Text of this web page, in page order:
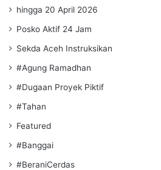
hingga 20 April 2026
Posko Aktif 24 Jam
Sekda Aceh Instruksikan
#Agung Ramadhan
#Dugaan Proyek Piktif
#Tahan
Featured
#Banggai
#BeraniCerdas